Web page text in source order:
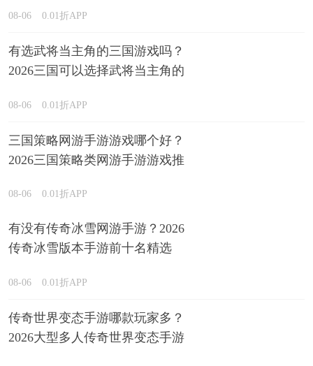
08-06 0.01折APP
有选武将当主角的三国游戏吗？
2026三国可以选择武将当主角的
08-06 0.01折APP
三国策略网游手游游戏哪个好？
2026三国策略类网游手游游戏推
08-06 0.01折APP
有没有传奇冰雪网游手游？2026
传奇冰雪版本手游前十名精选
08-06 0.01折APP
传奇世界变态手游哪款玩家多？
2026大型多人传奇世界变态手游